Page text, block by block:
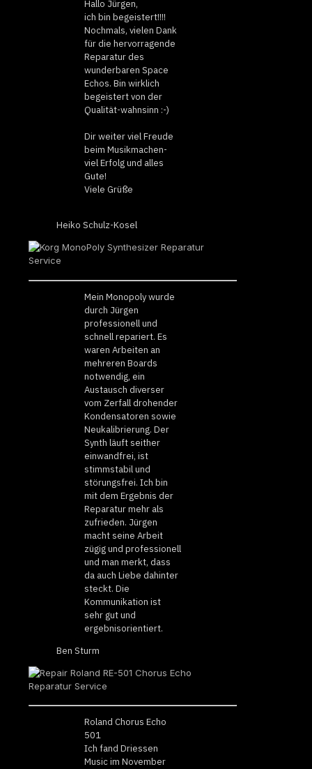
Hallo Jürgen,
ich bin begeistert!!!!
Nochmals, vielen Dank
für die hervorragende
Reparatur des
wunderbaren Space
Echos. Bin wirklich
begeistert von der
Qualität-wahnsinn :-)
Dir weiter viel Freude
beim Musikmachen-
viel Erfolg und alles
Gute!
Viele Grüße
Heiko Schulz-Kosel
Mein Monopoly wurde
durch Jürgen
professionell und
schnell repariert. Es
waren Arbeiten an
mehreren Boards
notwendig, ein
Austausch diverser
vom Zerfall drohender
Kondensatoren sowie
Neukalibrierung. Der
Synth läuft seither
einwandfrei, ist
stimmstabil und
störungsfrei. Ich bin
mit dem Ergebnis der
Reparatur mehr als
zufrieden. Jürgen
macht seine Arbeit
zügig und professionell
und man merkt, dass
da auch Liebe dahinter
steckt. Die
Kommunikation ist
sehr gut und
ergebnisorientiert.
Ben Sturm
Roland Chorus Echo
501
Ich fand Driessen
Music im November